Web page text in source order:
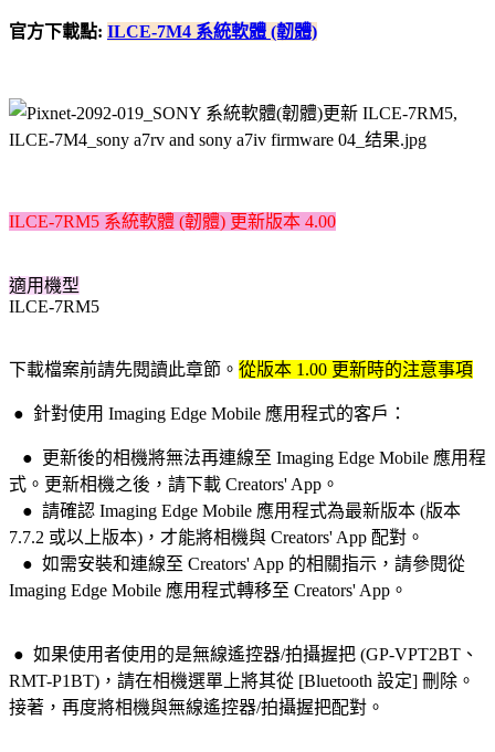
官方下載點: ILCE-7M4 系統軟體 (韌體)
ILCE-7RM5 系統軟體 (韌體) 更新版本 4.00
適用機型
ILCE-7RM5
下載檔案前請先閱讀此章節。 從版本 1.00 更新時的注意事項
● 針對使用 Imaging Edge Mobile 應用程式的客戶：
●
更新後的相機將無法再連線至 Imaging Edge Mobile 應用程
式。更新相機之後，請下載 Creators' App。
● 請確認 Imaging Edge Mobile 應用程式為最新版本 (版本
7.7.2 或以上版本)，才能將相機與 Creators' App 配對。
● 如需安裝和連線至 Creators' App 的相關指示，請參閱從
Imaging Edge Mobile 應用程式轉移至 Creators' App。
● 如果使用者使用的是無線遙控器/拍攝握把 (GP-VPT2BT、
RMT-P1BT)，請在相機選單上將其從 [Bluetooth 設定] 刪除。
接著，再度將相機與無線遙控器/拍攝握把配對。